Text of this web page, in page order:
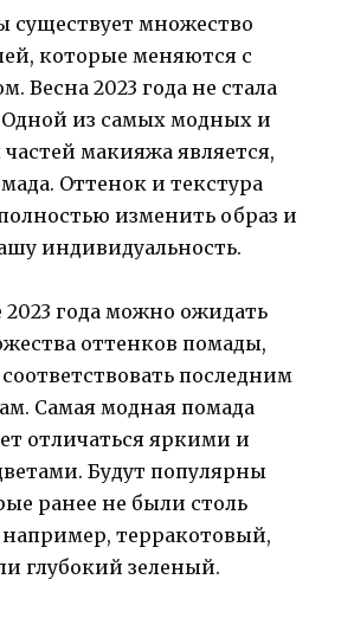
существует множество
которые меняются с
Весна 2023 года не стала
из самых модных и
макияжа является,
Оттенок и текстура
изменить образ и
индивидуальность.
2023 года можно ожидать
оттенков помады,
последним
Самая модная помада
отличаться яркими и
Будут популярны
ранее не были столь
терракотовый,
глубокий зеленый.